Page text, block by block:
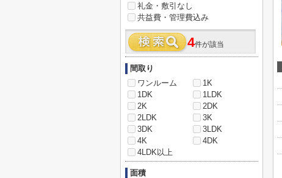
礼金・敷引なし
共益費・管理費込み
4件が該当
間取り
ワンルーム
1K
1DK
1LDK
2K
2DK
2LDK
3K
3DK
3LDK
4K
4DK
4LDK以上
面積